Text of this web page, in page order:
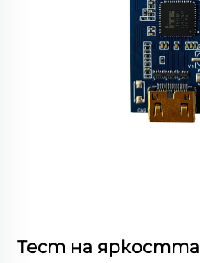
Тест на яркостта